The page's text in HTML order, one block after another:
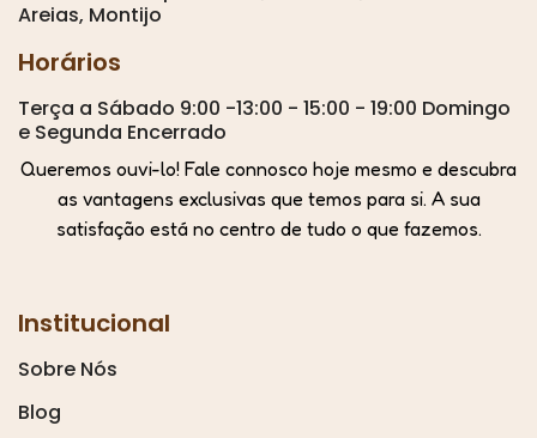
Areias, Montijo
Horários
Terça a Sábado 9:00 -13:00 - 15:00 - 19:00 Domingo
e Segunda Encerrado
Queremos ouvi-lo! Fale connosco hoje mesmo e descubra
as vantagens exclusivas que temos para si. A sua
satisfação está no centro de tudo o que fazemos.
Institucional
Sobre Nós
Blog